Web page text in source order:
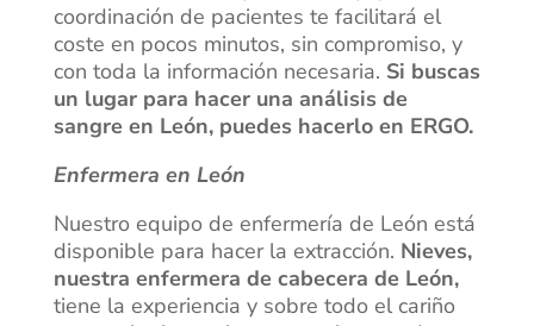
coordinación de pacientes te facilitará el
coste en pocos minutos, sin compromiso, y
con toda la información necesaria. Si buscas
un lugar para hacer una análisis de
sangre en León, puedes hacerlo en ERGO.
Enfermera en León
Nuestro equipo de enfermería de León está
disponible para hacer la extracción. Nieves,
nuestra enfermera de cabecera de León,
tiene la experiencia y sobre todo el cariño